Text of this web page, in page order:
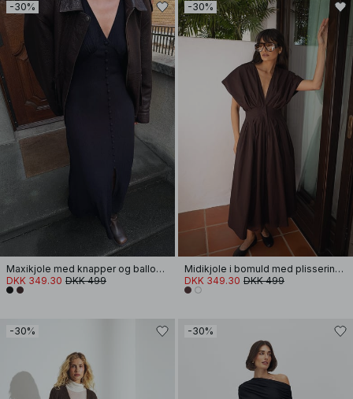
-30%
Maxikjole med knapper og ballonærmer
DKK 349.30 DKK 499
-30%
Midikjole i bomuld med plissering og korte ærmer
DKK 349.30 DKK 499
-30% -30%